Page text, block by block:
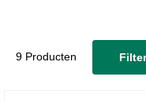
9 Producten